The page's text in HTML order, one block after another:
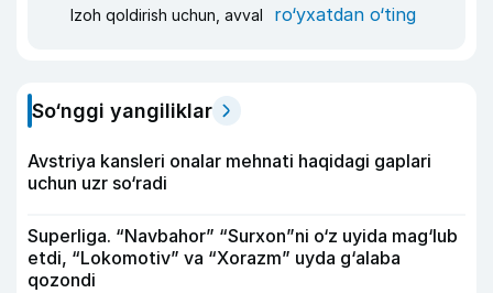
Izoh qoldirish uchun, avval ro‘yxatdan o‘ting
So‘nggi yangiliklar
Avstriya kansleri onalar mehnati haqidagi gaplari
uchun uzr so‘radi
Superliga. “Navbahor” “Surxon”ni o‘z uyida mag‘lub
etdi, “Lokomotiv” va “Xorazm” uyda g‘alaba
qozondi